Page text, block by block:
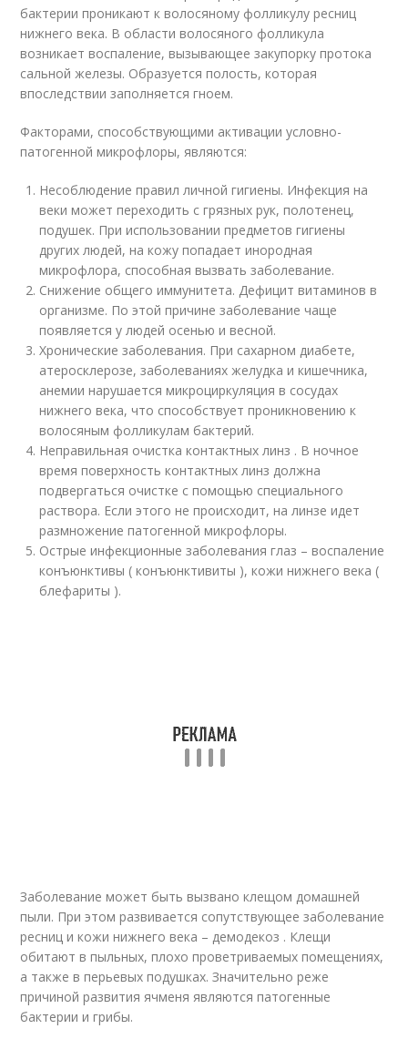
бактерии проникают к волосяному фолликулу ресниц
нижнего века. В области волосяного фолликула
возникает воспаление, вызывающее закупорку протока
сальной железы. Образуется полость, которая
впоследствии заполняется гноем.
Факторами, способствующими активации условно-
патогенной микрофлоры, являются:
Несоблюдение правил личной гигиены. Инфекция на
веки может переходить с грязных рук, полотенец,
подушек. При использовании предметов гигиены
других людей, на кожу попадает инородная
микрофлора, способная вызвать заболевание.
Снижение общего иммунитета. Дефицит витаминов в
организме. По этой причине заболевание чаще
появляется у людей осенью и весной.
Хронические заболевания. При сахарном диабете,
атеросклерозе, заболеваниях желудка и кишечника,
анемии нарушается микроциркуляция в сосудах
нижнего века, что способствует проникновению к
волосяным фолликулам бактерий.
Неправильная очистка контактных линз . В ночное
время поверхность контактных линз должна
подвергаться очистке с помощью специального
раствора. Если этого не происходит, на линзе идет
размножение патогенной микрофлоры.
Острые инфекционные заболевания глаз – воспаление
конъюнктивы ( конъюнктивиты ), кожи нижнего века (
блефариты ).
Заболевание может быть вызвано клещом домашней
пыли. При этом развивается сопутствующее заболевание
ресниц и кожи нижнего века – демодекоз . Клещи
обитают в пыльных, плохо проветриваемых помещениях,
а также в перьевых подушках. Значительно реже
причиной развития ячменя являются патогенные
бактерии и грибы.